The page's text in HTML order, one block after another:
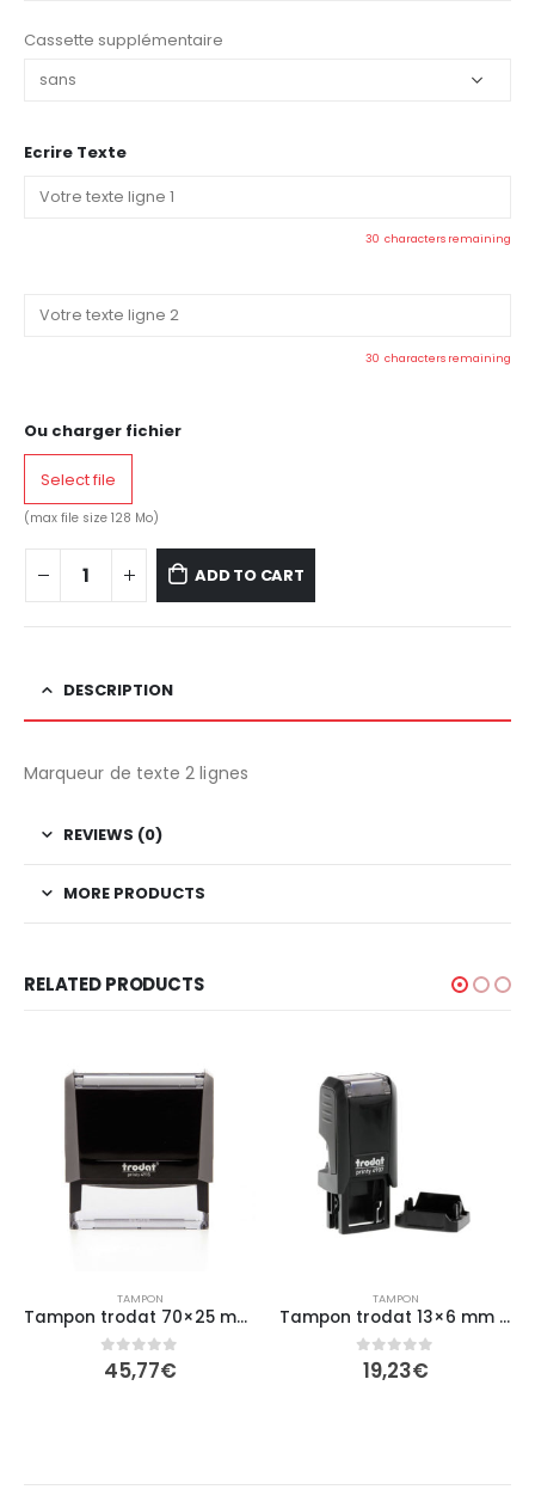
Cassette supplémentaire
Ecrire Texte
30 characters remaining
30 characters remaining
Ou charger fichier
Select file
(max file size 128 Mo)
ADD TO CART
DESCRIPTION
Marqueur de texte 2 lignes
REVIEWS (0)
MORE PRODUCTS
RELATED PRODUCTS
TAMPON
Tampon trodat 70×25 mm 6 lignes
0out of 5
45,77€
TAMPON
Tampon trodat 13×6 mm 1 ligne
0out of 5
19,23€